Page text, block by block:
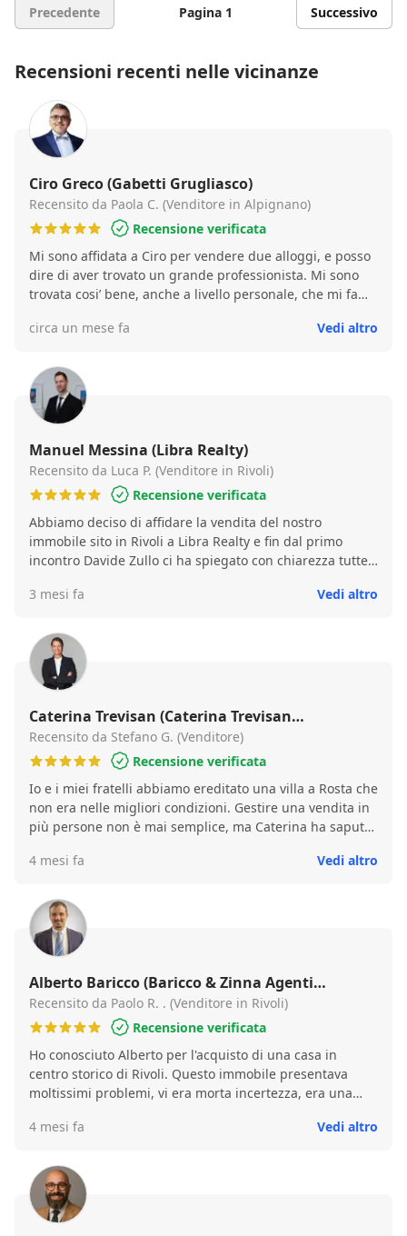
Precedente Pagina 1 Successivo
Recensioni recenti nelle vicinanze
Ciro Greco (Gabetti Grugliasco)
Recensito da Paola C. (Venditore in Alpignano)
Recensione verificata
Mi sono affidata a Ciro per vendere due alloggi, e posso
dire di aver trovato un grande professionista. Mi sono
trovata cosi’ bene, anche a livello personale, che mi fa
chiacchiere o un caffe’… ☕️ Credo che questo sia il suo
ma instaurare una relazione con il cliente, lasciando un
buon ricordo 😊
circa un mese fa Vedi altro
Manuel Messina (Libra Realty)
Recensito da Luca P. (Venditore in Rivoli)
Recensione verificata
Abbiamo deciso di affidare la vendita del nostro
immobile sito in Rivoli a Libra Realty e fin dal primo
incontro Davide Zullo ci ha spiegato con chiarezza tutte
appuntamento, e ha dimostrato empatia fino al
rispettato i tempi di vendita stabiliti con la stipula del
contratto. Professionale, chiaro ,preciso ,lo consigliamo.
3 mesi fa Vedi altro
Caterina Trevisan (Caterina Trevisan
Immobiliare)
Recensito da Stefano G. (Venditore)
Recensione verificata
Io e i miei fratelli abbiamo ereditato una villa a Rosta che
non era nelle migliori condizioni. Gestire una vendita in
più persone non è mai semplice, ma Caterina ha saputo
consigliato di svuotarla e poi fare l’Home Staging.
ci siamo fidati. Venduta in 15 giorni al prezzo che tutti
volevamo!!
4 mesi fa Vedi altro
Alberto Baricco (Baricco & Zinna Agenti
Immobiliari)
Recensito da Paolo R. . (Venditore in Rivoli)
Recensione verificata
Ho conosciuto Alberto per l'acquisto di una casa in
centro storico di Rivoli. Questo immobile presentava
moltissimi problemi, vi era morta incertezza, era una
professionalità Alberto è riuscito a traguardare tutti gli
anche l'incarico di vendere il mio appartamento,
anch'esso in centro storico a Rivoli, in 10 giorni ha risolto
la compravendita trovando un ottimo acquirente 💰.
Alberto è stato molto bravo a valutare l'immobile. Mi
4 mesi fa Vedi altro